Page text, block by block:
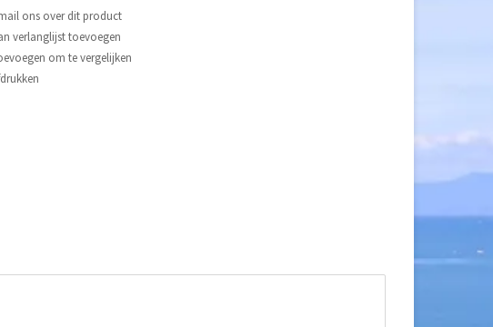
ons over dit product
verlanglijst toevoegen
om te vergelijken